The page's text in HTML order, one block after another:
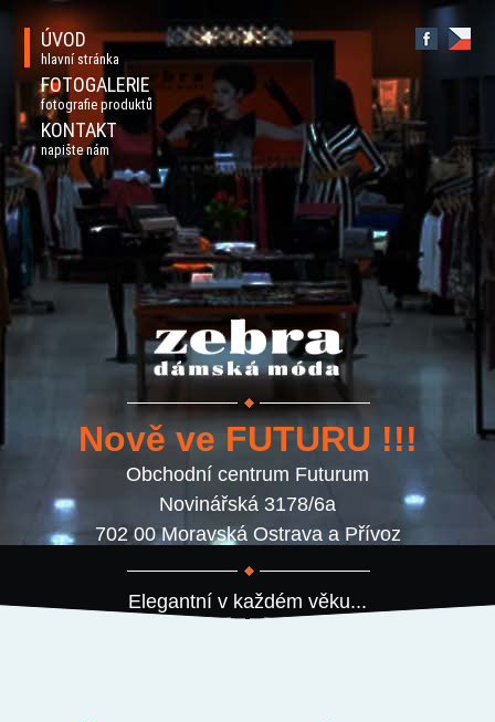
ÚVOD
hlavní stránka
FOTOGALERIE
fotografie produktů
KONTAKT
napište nám
Nově ve FUTURU !!!
Obchodní centrum Futurum
Novinářská 3178/6a
702 00 Moravská Ostrava a Přívoz
Elegantní v každém věku...